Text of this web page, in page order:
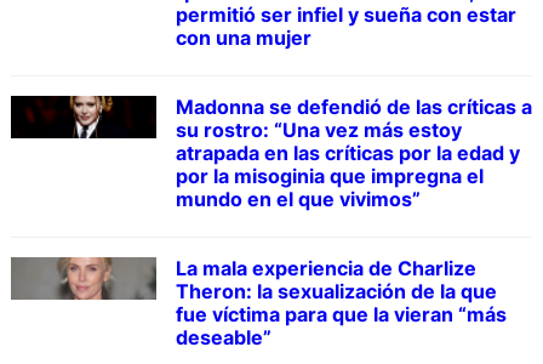
permitió ser infiel y sueña con estar
con una mujer
Madonna se defendió de las críticas a
su rostro: “Una vez más estoy
atrapada en las críticas por la edad y
por la misoginia que impregna el
mundo en el que vivimos”
La mala experiencia de Charlize
Theron: la sexualización de la que
fue víctima para que la vieran “más
deseable”